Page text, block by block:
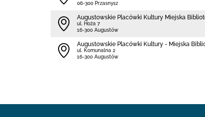
06-300 Przasnysz
Augustowskie Placówki Kultury Miejska
ul. Hoża 7
16-300 Augustów
Augustowskie Placówki Kultury - Miejska
ul. Komunalna 2
16-300 Augustów